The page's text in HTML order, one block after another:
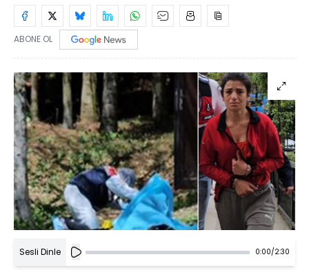
ABONE OL
Sesli Dinle 0:00/2:30